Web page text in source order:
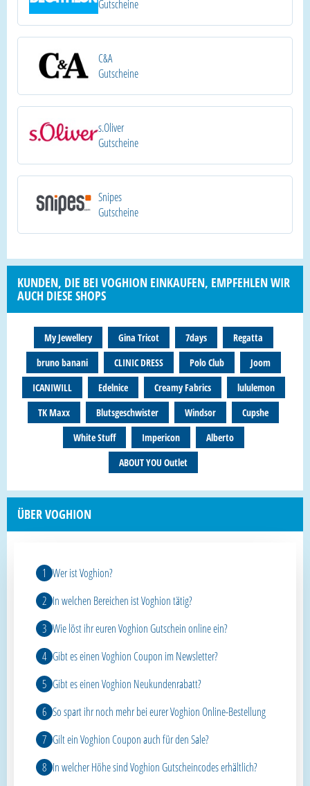
Gutscheine
C&A
Gutscheine
s.Oliver
Gutscheine
Snipes
Gutscheine
KUNDEN, DIE BEI VOGHION EINKAUFEN, EMPFEHLEN WIR
AUCH DIESE SHOPS
My Jewellery Gina Tricot 7days
Regatta
bruno banani
CLINIC DRESS Polo Club
Joom
ICANIWILL
Edelnice Creamy Fabrics
lululemon
TK Maxx
Blutsgeschwister Windsor
Cupshe
White Stuff
Impericon
Alberto
ABOUT YOU Outlet
ÜBER VOGHION
Wer ist Voghion?
In welchen Bereichen ist Voghion tätig?
Wie löst ihr euren Voghion Gutschein online ein?
Gibt es einen Voghion Coupon im Newsletter?
Gibt es einen Voghion Neukundenrabatt?
So spart ihr noch mehr bei eurer Voghion Online-Bestellung
Gilt ein Voghion Coupon auch für den Sale?
In welcher Höhe sind Voghion Gutscheincodes erhältlich?